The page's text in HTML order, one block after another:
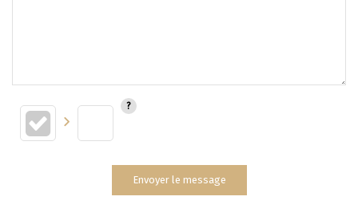
Envoyer le message